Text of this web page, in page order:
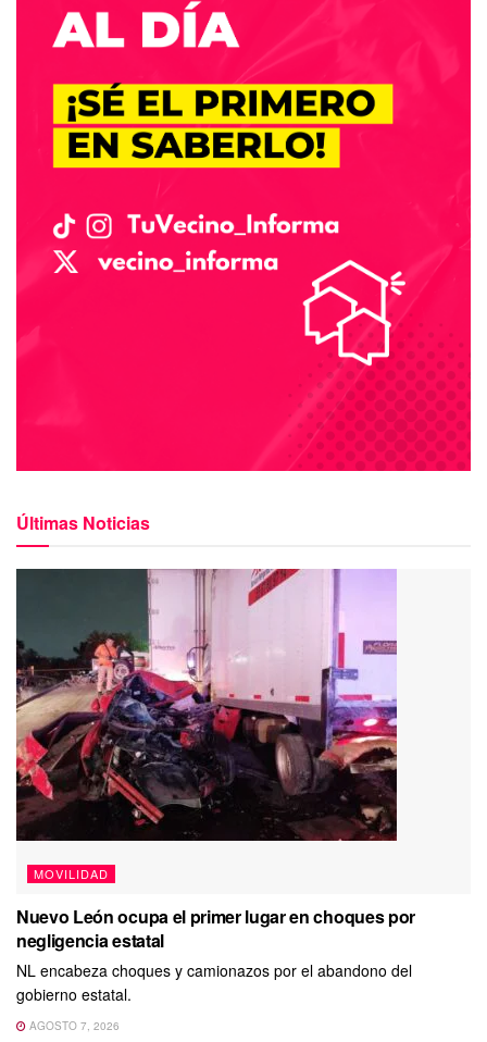
Últimas Noticias
MOVILIDAD
Nuevo León ocupa el primer lugar en choques por
negligencia estatal
NL encabeza choques y camionazos por el abandono del
gobierno estatal.
AGOSTO 7, 2026